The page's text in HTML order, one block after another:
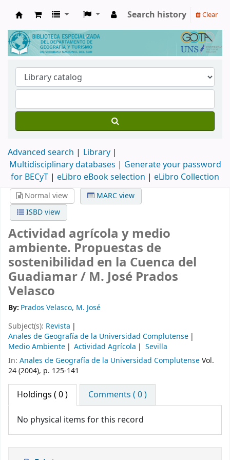
Biblioteca de Geografía y Turismo
Search history Clear
Advanced search
Library
Multidisciplinary databases | Generate your password
for BECyT | eLibro eBook selection | eLibro Collection
Normal view
MARC view
ISBD view
Actividad agrícola y medio
ambiente. Propuestas de
sostenibilidad en la Cuenca del
Guadiamar / M. José Prados
Velasco
By: Prados Velasco, M. José
Subject(s): Revista
Anales de Geografía de la Universidad Complutense
Medio Ambiente
Actividad Agrícola
Sevilla
In: Anales de Geografía de la Universidad ComplutenseVol.
24 (2004), p. 125-141
Holdings ( 0 ) Comments ( 0 )
No physical items for this record